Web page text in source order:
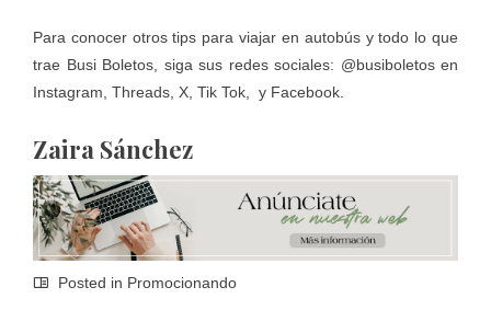
Para conocer otros tips para viajar en autobús y todo lo que
trae Busi Boletos, siga sus redes sociales: @busiboletos en
Instagram, Threads, X, Tik Tok, y Facebook.
Zaira Sánchez
Posted in Promocionando